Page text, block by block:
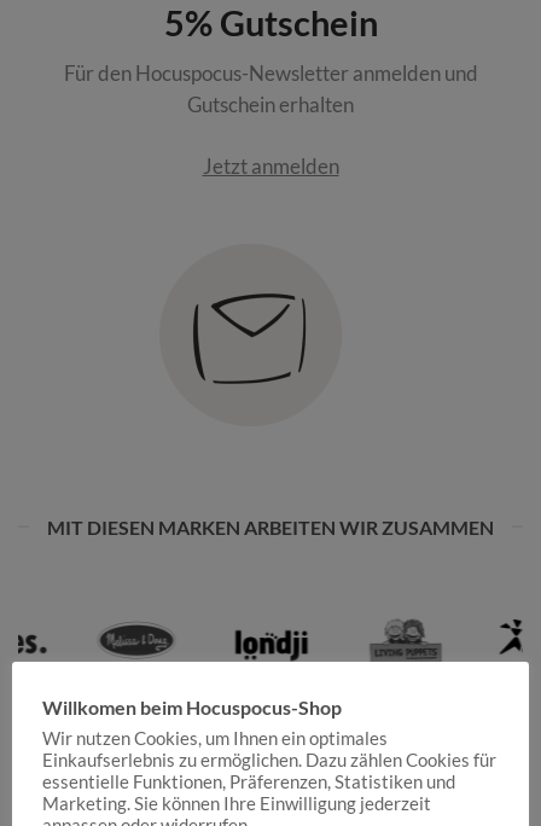
5% Gutschein
Für den Hocuspocus-Newsletter anmelden und
Gutschein erhalten
Jetzt anmelden
MIT DIESEN MARKEN ARBEITEN WIR ZUSAMMEN
Willkomen beim Hocuspocus-Shop
Wir nutzen Cookies, um Ihnen ein optimales
Einkaufserlebnis zu ermöglichen. Dazu zählen Cookies für
essentielle Funktionen, Präferenzen, Statistiken und
Marketing. Sie können Ihre Einwilligung jederzeit